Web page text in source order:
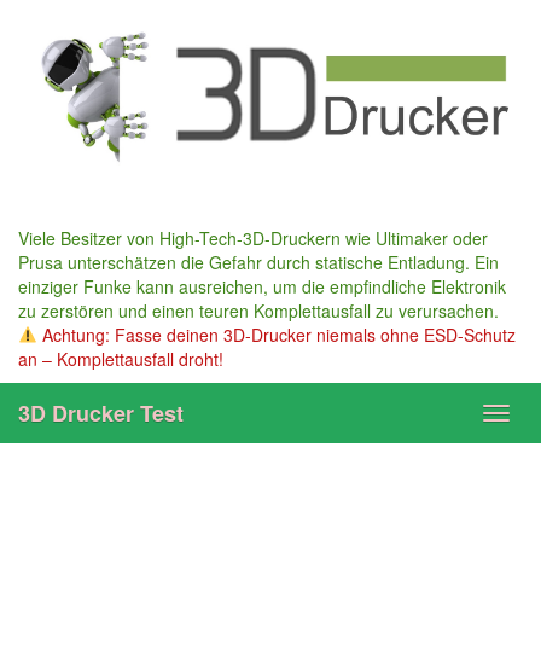
content
Viele Besitzer von High-Tech-3D-Druckern wie Ultimaker oder
Prusa unterschätzen die Gefahr durch statische Entladung. Ein
einziger Funke kann ausreichen, um die empfindliche Elektronik
zu zerstören und einen teuren Komplettausfall zu verursachen.
Achtung: Fasse deinen 3D-Drucker niemals ohne ESD-Schutz
an – Komplettausfall droht!
3D Drucker Test